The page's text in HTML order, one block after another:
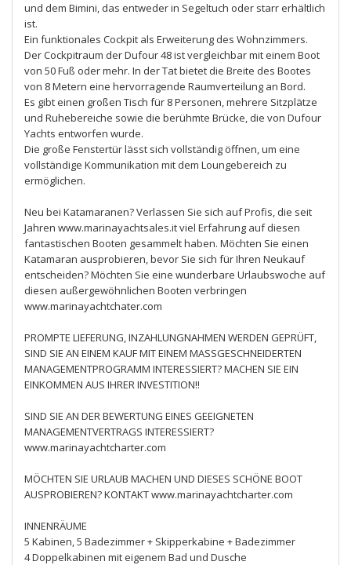
und dem Bimini, das entweder in Segeltuch oder starr erhältlich
ist.
Ein funktionales Cockpit als Erweiterung des Wohnzimmers.
Der Cockpitraum der Dufour 48 ist vergleichbar mit einem Boot
von 50 Fuß oder mehr. In der Tat bietet die Breite des Bootes
von 8 Metern eine hervorragende Raumverteilung an Bord.
Es gibt einen großen Tisch für 8 Personen, mehrere Sitzplätze
und Ruhebereiche sowie die berühmte Brücke, die von Dufour
Yachts entworfen wurde.
Die große Fenstertür lässt sich vollständig öffnen, um eine
vollständige Kommunikation mit dem Loungebereich zu
ermöglichen.
Neu bei Katamaranen? Verlassen Sie sich auf Profis, die seit
Jahren www.marinayachtsales.it viel Erfahrung auf diesen
fantastischen Booten gesammelt haben. Möchten Sie einen
Katamaran ausprobieren, bevor Sie sich für Ihren Neukauf
entscheiden? Möchten Sie eine wunderbare Urlaubswoche auf
diesen außergewöhnlichen Booten verbringen
www.marinayachtchater.com
PROMPTE LIEFERUNG, INZAHLUNGNAHMEN WERDEN GEPRÜFT,
SIND SIE AN EINEM KAUF MIT EINEM MASSGESCHNEIDERTEN
MANAGEMENTPROGRAMM INTERESSIERT? MACHEN SIE EIN
EINKOMMEN AUS IHRER INVESTITION!!
SIND SIE AN DER BEWERTUNG EINES GEEIGNETEN
MANAGEMENTVERTRAGS INTERESSIERT?
www.marinayachtcharter.com
MÖCHTEN SIE URLAUB MACHEN UND DIESES SCHÖNE BOOT
AUSPROBIEREN? KONTAKT www.marinayachtcharter.com
INNENRÄUME
5 Kabinen, 5 Badezimmer + Skipperkabine + Badezimmer
4 Doppelkabinen mit eigenem Bad und Dusche